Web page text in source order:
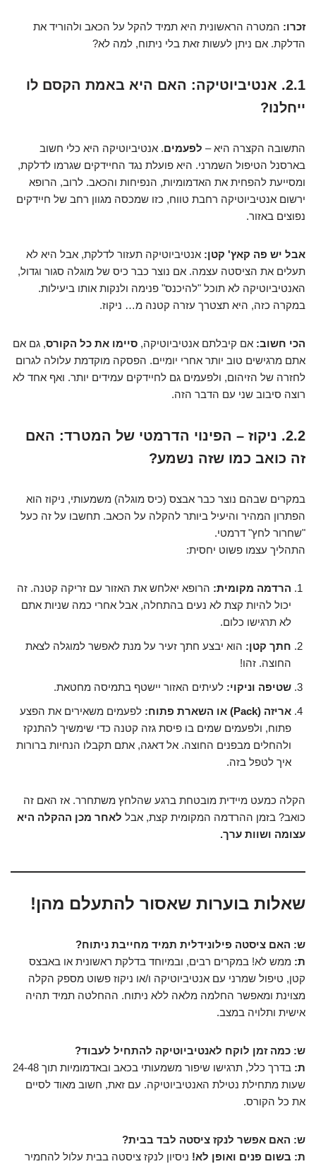
זכרו: המטרה הראשונית היא תמיד להקל על הכאב ולהוריד את
הדלקת. אם ניתן לעשות זאת בלי ניתוח, למה לא?
2.1. אנטיביוטיקה: האם היא באמת הקסם לו
ייחלנו?
התשובה הקצרה היא – לפעמים. אנטיביוטיקה היא כלי חשוב
בארסנל הטיפול השמרני. היא פועלת נגד החיידקים שגרמו לדלקת,
ומסייעת להפחית את האדמומיות, הנפיחות והכאב. לרוב, הרופא
ירשום אנטיביוטיקה רחבת טווח, כזו שמכסה מגוון רחב של חיידקים
נפוצים באזור.
אבל יש פה קאץ' קטן: אנטיביוטיקה תעזור לדלקת, אבל היא לא
תעלים את הציסטה עצמה. אם נוצר כבר כיס של מוגלה סגור וגדול,
האנטיביוטיקה לא תוכל "להיכנס" פנימה ולנקות אותו ביעילות.
במקרה כזה, היא תצטרך עזרה קטנה מ… ניקוז.
הכי חשוב: אם קיבלתם אנטיביוטיקה, סיימו את כל הקורס, גם אם
אתם מרגישים טוב יותר אחרי יומיים. הפסקה מוקדמת עלולה לגרום
לחזרה של הזיהום, ולפעמים גם לחיידקים עמידים יותר. ואף אחד לא
רוצה סיבוב שני עם הדבר הזה.
2.2. ניקוז – הפינוי הדרמטי של המטרד: האם
זה כואב כמו שזה נשמע?
במקרים שבהם נוצר כבר אבצס (כיס מוגלה) משמעותי, ניקוז הוא
הפתרון המהיר והיעיל ביותר להקלה על הכאב. תחשבו על זה כעל
"שחרור לחץ" דרמטי.
התהליך עצמו פשוט יחסית:
הרדמה מקומית: הרופא יאלחש את האזור עם זריקה קטנה. זה
יכול להיות קצת לא נעים בהתחלה, אבל אחרי כמה שניות אתם
לא תרגישו כלום.
חתך קטן: הוא יבצע חתך זעיר על מנת לאפשר למוגלה לצאת
החוצה. זהו!
שטיפה וניקוי: לעיתים האזור יישטף בתמיסה מחטאת.
אריזה (Pack) או השארת פתוח:
לפעמים משאירים את הפצע
פתוח, ולפעמים שמים בו פיסת גזה קטנה כדי שימשיך להתנקז
ולהחלים מבפנים החוצה. אל דאגה, אתם תקבלו הנחיות ברורות
איך לטפל בזה.
הקלה כמעט מיידית מובטחת ברגע שהלחץ משתחרר. אז האם זה
כואב? בזמן ההרדמה המקומית קצת, אבל לאחר מכן ההקלה היא
עצומה ושוות ערך.
שאלות בוערות שאסור להתעלם מהן!
ש: האם ציסטה פילונידלית תמיד מחייבת ניתוח?
ת: ממש לא! במקרים רבים, ובמיוחד בדלקת ראשונית או באבצס
קטן, טיפול שמרני עם אנטיביוטיקה ו/או ניקוז פשוט מספק הקלה
מצוינת ומאפשר החלמה מלאה ללא ניתוח. ההחלטה תמיד תהיה
אישית ותלויה במצב.
ש: כמה זמן לוקח לאנטיביוטיקה להתחיל לעבוד?
ת:
בדרך כלל, תרגישו שיפור משמעותי בכאב ובאדמומיות תוך 24-48
שעות מתחילת נטילת האנטיביוטיקה. עם זאת, חשוב מאוד לסיים
את כל הקורס.
ש: האם אפשר לנקז ציסטה לבד בבית?
ת: בשום פנים ואופן לא! ניסיון לנקז ציסטה בבית עלול להחמיר